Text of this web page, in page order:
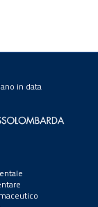
in data